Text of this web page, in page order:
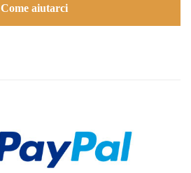
Come aiutarci